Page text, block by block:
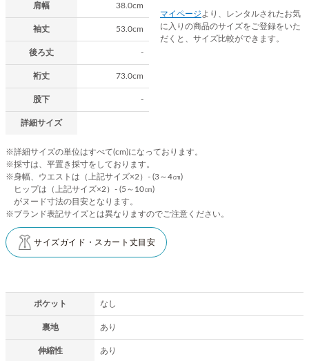
肩幅 38.0cm
袖丈 53.0cm
後ろ丈 -
裄丈 73.0cm
股下 -
詳細サイズ
マイページ より、レンタルされたお気
に入りの商品のサイズをご登録をいた
だくと、サイズ比較ができます。
※詳細サイズの単位はすべて(cm)になっております。
※採寸は、平置き採寸をしております。
※身幅、ウエストは（上記サイズ×2）- (3～4㎝)
ヒップは（上記サイズ×2）- (5～10㎝)
がヌード寸法の目安となります。
※ブランド表記サイズとは異なりますのでご注意ください。
サイズガイド・スカート丈目安
ポケット なし
裏地 あり
伸縮性 あり